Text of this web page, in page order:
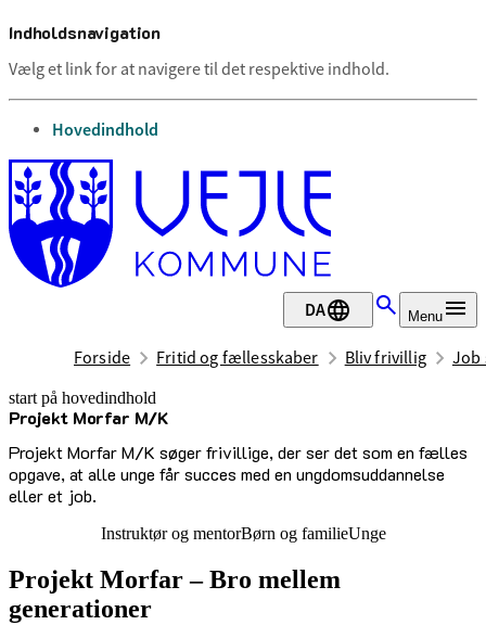
Indholdsnavigation
Vælg et link for at navigere til det respektive indhold.
gå til
Hovedindhold
DA Menu
Forside Fritid og fællesskaber Bliv frivillig Job
start på hovedindhold
Projekt Morfar M/K
Projekt Morfar M/K søger frivillige, der ser det som en fælles
opgave, at alle unge får succes med en ungdomsuddannelse
eller et job.
senest opdateret 24. februar 2025
Instruktør og mentorBørn og familieUnge
Projekt Morfar – Bro mellem
generationer